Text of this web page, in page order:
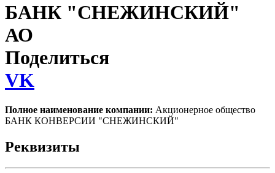
БАНК "СНЕЖИНСКИЙ"
АО
Поделиться
VK
Полное наименование компании: Акционерное общество
БАНК КОНВЕРСИИ "СНЕЖИНСКИЙ"
Реквизиты